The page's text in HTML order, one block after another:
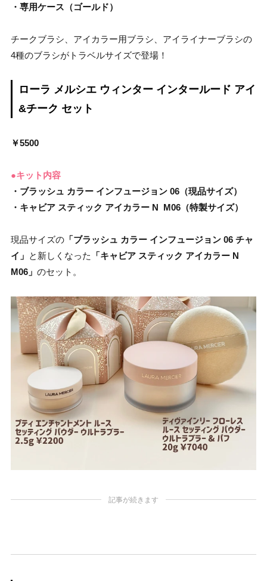
・専用ケース（ゴールド）
チークブラシ、アイカラー用ブラシ、アイライナーブラシの
4種のブラシがトラベルサイズで登場！
ローラ メルシエ ウィンター インタールード アイ
&チーク セット
￥5500
●キット内容
・ブラッシュ カラー インフュージョン 06（現品サイズ）
・キャビア スティック アイカラー N M06（特製サイズ）
現品サイズの 「ブラッシュ カラー インフュージョン 06 チャ
イ」 と新しくなった
「キャビア スティック アイカラー N
M06」 のセット。
記事が続きます